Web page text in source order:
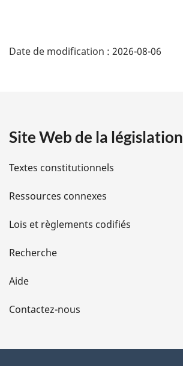
é
i
l
s
d
e
l
a
Date de modification : 2026-08-06
Site Web de la législation
Textes constitutionnels
Ressources connexes
Lois et règlements codifiés
Recherche
Aide
Contactez-nous